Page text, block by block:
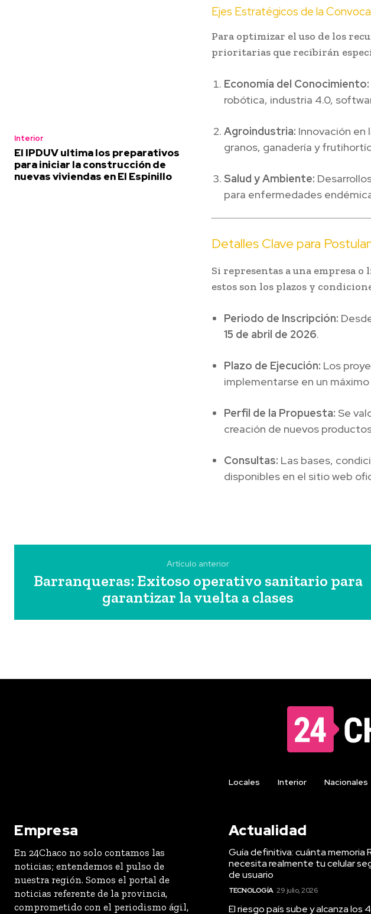
Interior
El IPDUV ultima los preparativos
para iniciar la construcción de
nuevas viviendas en El Espinillo
Ejes Estratégicos de la
Para optimizar el uso de los
prioritarias que recibirán
Economía del Conocimiento:
robótica, industria 4.0,
Agroindustria: Innovación
granos, ganadería y
Salud y Ambiente:
para enfermedades
Detalles Clave para
Si representas a una empresa
estos son los plazos y
Periodo de Inscripción:
15 de abril de 2026.
Plazo de Ejecución: Los
implementarse en un
Perfil de la Propuesta: Se
creación de nuevos
Consultas: Las bases,
disponibles en el sitio web
Artículo anterior
Barranqueras: Exitoso operativo sanitario para
garantizar la vuelta a clases
Locales Interior Nacionales
Empresa
En 24Chaco no solo contamos las
noticias; entendemos el pulso de
nuestra región. Somos el portal de
noticias referente de la provincia,
comprometido con el periodismo ágil,
Actualidad
Guía definitiva: cuánta memoria
necesita realmente tu celular
de usuario
TECNOLOGÍA 29 julio, 2026
El riesgo país sube y alcanza los